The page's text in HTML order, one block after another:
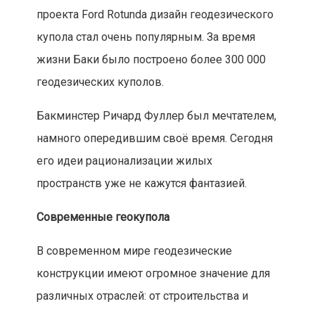
проекта Ford Rotunda дизайн геодезического
купола стал очень популярным. За время
жизни Баки было построено более 300 000
геодезических куполов.
Бакминстер Ричард Фуллер был мечтателем,
намного опередившим своё время. Сегодня
его идеи рационализации жилых
пространств уже не кажутся фантазией.
Современные геокупола
В современном мире геодезические
конструкции имеют огромное значение для
различных отраслей: от строительства и